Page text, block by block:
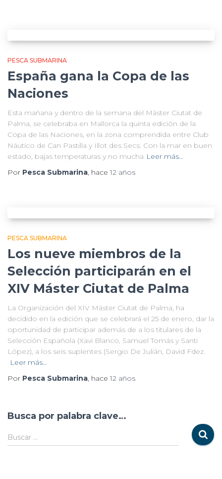
PESCA SUBMARINA
España gana la Copa de las
Naciones
Esta mañana y dentro de la semana del Máster Ciutat de
Palma, se celebraba en Mallorca la quinta edición de la
Copa de las Naciones, en la zona comprendida entre Club
Náutico de Can Pastilla y Illot des Secs. Con la mar en buen
estado, bajas temperaturas y no mucha Leer más…
Por Pesca Submarina, hace12 años
PESCA SUBMARINA
Los nueve miembros de la
Selección participarán en el
XIV Máster Ciutat de Palma
La Organización del XIV Máster Ciutat de Palma, ha
decidido en la edición que se celebrará el 25 de enero, dar la
oportunidad de participar además de a los titulares de la
Selección Española (Xavi Blanco, Samuel Tomás y Santi
López), a los seis suplentes (Sergio De Julián, David Fdez.
Leer más…
Por Pesca Submarina, hace12 años
Busca por palabra clave…
Buscar …